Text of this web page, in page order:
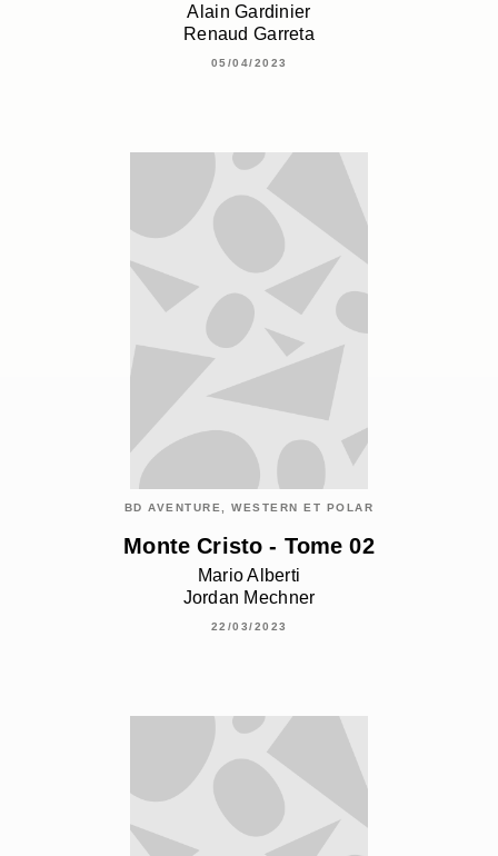
Alain Gardinier
Renaud Garreta
05/04/2023
BD AVENTURE, WESTERN ET POLAR
Monte Cristo - Tome 02
Mario Alberti
Jordan Mechner
22/03/2023